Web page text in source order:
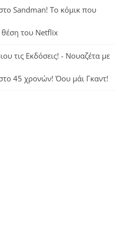
Sandman! Το κόμικ που
του Netflix
τις Εκδόσεις! - Νουαζέτα με
45 χρονών! Όου μάι Γκαντ!